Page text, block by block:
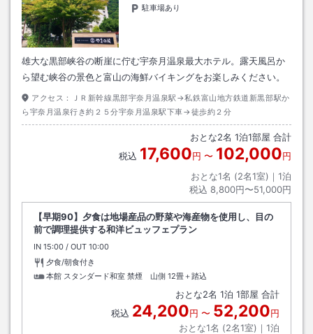
駐車場あり
雄大な黒部峡谷の断崖に佇む宇奈月温泉最大ホテル。露天風呂か
ら望む峡谷の景色と富山の海鮮バイキングをお楽しみください。
アクセス：
ＪＲ新幹線黒部宇奈月温泉駅→私鉄富山地方鉄道新黒部駅か
ら宇奈月温泉行き約２５分宇奈月温泉駅下車→徒歩約２分
おとな2名 1泊1部屋 合計
税込 17,600円 〜 102,000円
おとな1名 (2名1室)｜ 1泊
税込 8,800円〜51,000円
【早期90】夕食は地場産品の野菜や海産物を使用し、目の
前で調理提供する和洋ビュッフェプラン
IN チェックイン
15:00 / OUT チェックアウト
10:00
夕食/朝食付き
本館 スタンダード和室 禁煙 山側 12畳＋踏込
おとな2名 1泊 1部屋 合計
税込 24,200円 〜 52,200円
おとな1名 (2名1室)｜ 1泊